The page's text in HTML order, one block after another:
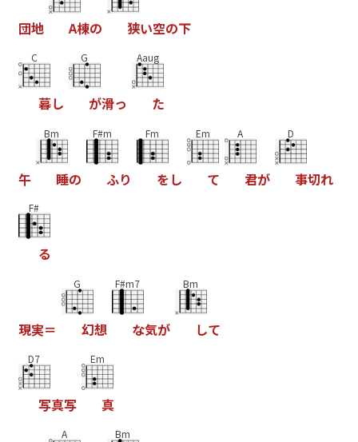
団地 A棟の 狭い空の下
C
暮し
G
が滑っ
Aaug
た
午
Bm
睡の
F#m
ふり
Fm
をし
Em
て
A
君が
D
事切れ
F#
る
現実＝
G
幻想
F#m7
な気が
Bm
して
D7
写真写
Em
真
A Bm